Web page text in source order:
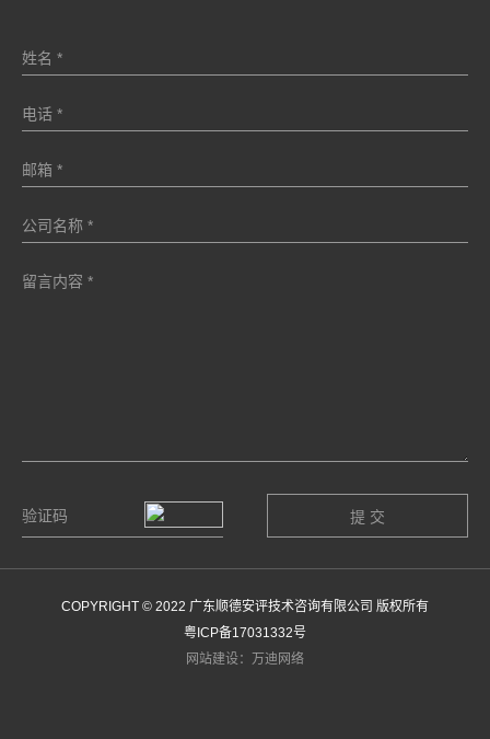
COPYRIGHT © 2022 广东顺德安评技术咨询有限公司 版权所有
粤ICP备17031332号
网站建设：万迪网络